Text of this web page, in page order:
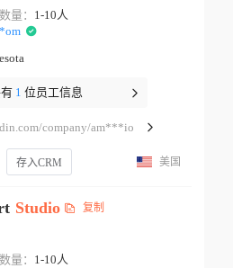
量： 1-10人
1 位员工信息
company/am***io
存入CRM 美国
Studio 复制
量： 1-10人